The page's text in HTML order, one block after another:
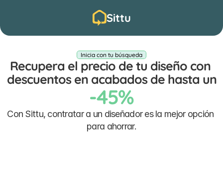
Sittu
Inicia con tu búsqueda
Recupera el precio de tu diseño con
descuentos en acabados de hasta un
-45%
Con Sittu, contratar a un diseñador es la mejor opción
para ahorrar.